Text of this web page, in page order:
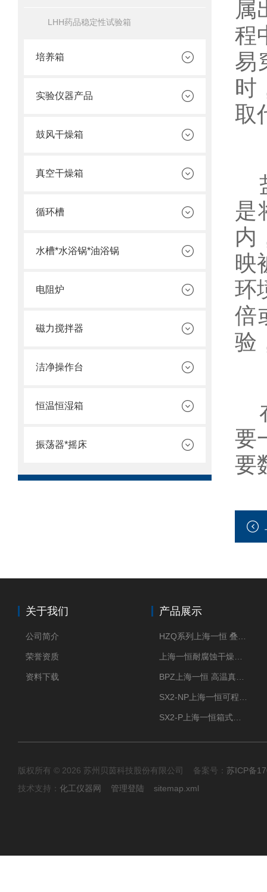
LHH药品稳定性试验箱
培养箱
实验仪器产品
鼓风干燥箱
真空干燥箱
循环槽
水槽*水浴锅*油浴锅
电阻炉
磁力搅拌器
洁净操作台
恒温恒湿箱
振荡器*摇床
属
程
易
时
取
是
内
映
环
倍
验
要
要
关于我们
公司简介
荣誉资质
资料下载
产品展示
版权所有 © 2026 苏州贝茵科技股份有限公司 备案号： 苏ICP备
技术支持： 化工仪器网 管理登陆 sitemap.xml